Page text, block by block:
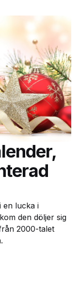
en lucka i
den döljer sig
2000-talet